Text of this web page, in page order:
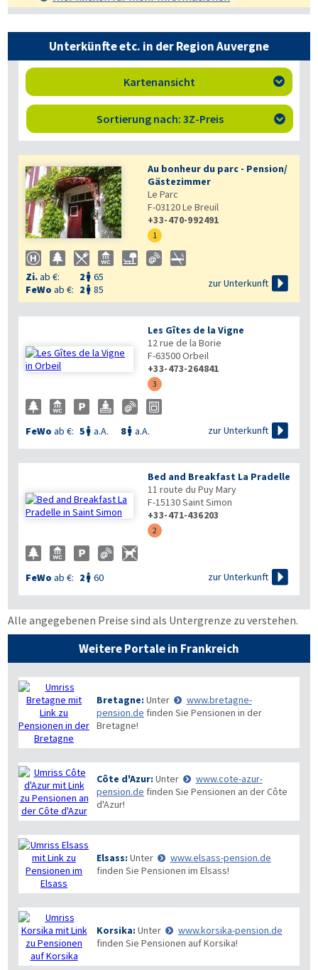
Unterkünfte etc. in der Region Auvergne
Kartenansicht 
Sortierung nach: 3Z-Preis 
Au bonheur du parc - Pension/
Gästezimmer
Le Parc
F-03120Le Breuil
+33-470-992491
1
Zi.ab €: 2  65
FeWo ab €: 2  85
zur Unterkunft 
Les Gîtes de la Vigne
12 rue de la Borie
F-63500Orbeil
+33-473-264841
3
FeWo ab €: 5  a.A. 8 a.A. zur Unterkunft 
Bed and Breakfast La Pradelle
11 route du Puy Mary
F-15130Saint Simon
+33-471-436203
2
FeWo ab €: 2  60 zur Unterkunft 
Alle angegebenen Preise sind als Untergrenze zu verstehen.
Weitere Portale in Frankreich
Bretagne: Unter
www.bretagne-
pension.de finden Sie Pensionen in der
Bretagne!
Côte d'Azur: Unter
www.cote-azur-
pension.de finden Sie Pensionen an der Côte
d'Azur!
Elsass: Unter
www.elsass-pension.de
finden Sie Pensionen im Elsass!
Korsika: Unter
www.korsika-pension.de
finden Sie Pensionen auf Korsika!